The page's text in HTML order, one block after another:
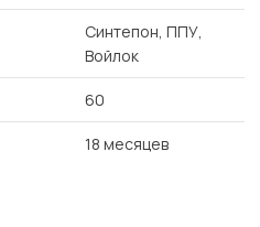
Синтепон, ППУ,
Войлок
60
18 месяцев